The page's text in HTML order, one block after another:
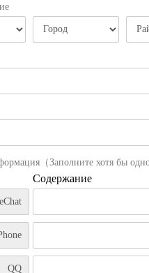
（Заполните хотя бы одно
Содержание